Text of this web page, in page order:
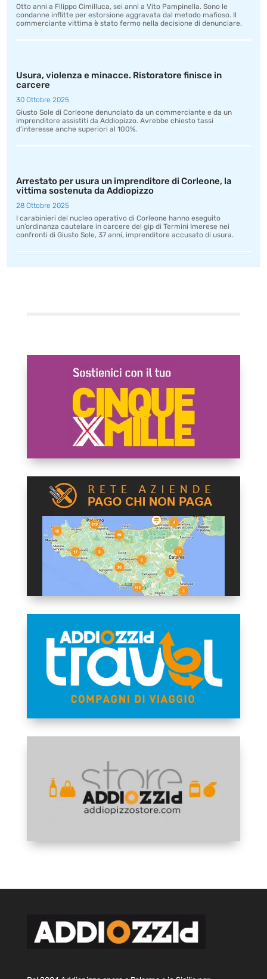
Otto anni a Filippo Cimilluca, sei anni a Vito Pampinella. Sono le
condanne inflitte per estorsione aggravata dal metodo mafioso. Il
commerciante vittima è stato fermo nella decisione di denunciare.
Usura, violenza e minacce. Ristoratore finisce in
carcere
30 Ottobre 2025
Giusto Sole di Corleone denunciato da un commerciante e da un
imprenditore assistiti da Addiopizzo. Avrebbe chiesto tassi
d’interesse anche superiori al 100%.
Arrestato per usura un imprenditore di Corleone, la
vittima sostenuta da Addiopizzo
28 Ottobre 2025
I carabinieri del nucleo operativo di Corleone hanno eseguito
un’ordinanza cautelare in carcere del gip di Termini Imerese nei
confronti di Giusto Sole, 37 anni, imprenditore accusato di usura.